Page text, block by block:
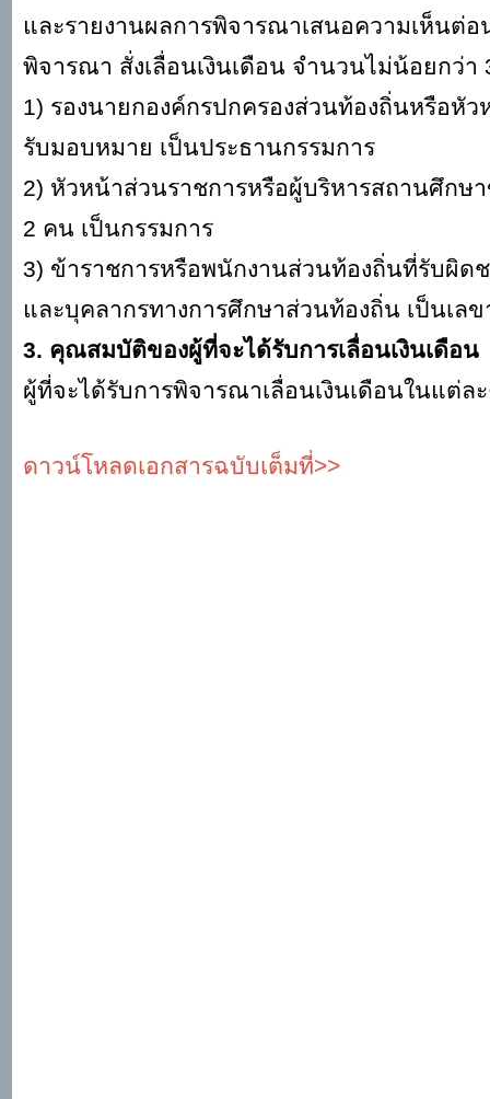
และรายงานผลการพิจารณาเสนอความเห็นต่
พิจารณา สั่งเลื่อนเงินเดือน จำนวนไม่น้อยกว่า
1) รองนายกองค์กรปกครองส่วนท้องถิ่นหรือหั
รับมอบหมาย เป็นประธานกรรมการ
2) หัวหน้าส่วนราชการหรือผู้บริหารสถานศึกษ
2 คน เป็นกรรมการ
3) ข้าราชการหรือพนักงานส่วนท้องถิ่นที่รับผิด
และบุคลากรทางการศึกษาส่วนท้องถิ่น เป็นเล
3. คุณสมบัติของผู้ที่จะได้รับการเลื่อนเงินเดือน
ผู้ที่จะได้รับการพิจารณาเลื่อนเงินเดือนในแต่
ดาวน์โหลดเอกสารฉบับเต็มที่>>